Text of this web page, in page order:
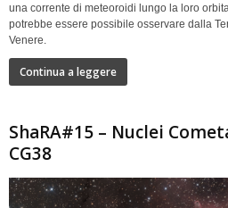
una corrente di meteoroidi lungo la loro
potrebbe essere possibile osservare dalla
Venere.
Continua a leggere
ShaRA#15 – Nuclei
CG38